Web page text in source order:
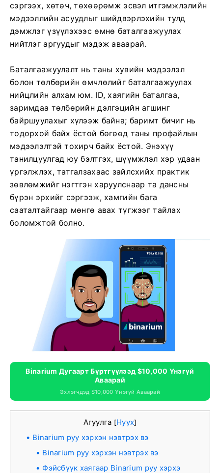
сэргээх, хөтөч, төхөөрөмж эсвэл итгэмжлэлийн
мэдээллийн асуудлыг шийдвэрлэхийн тулд
дэмжлэг үзүүлэхээс өмнө баталгаажуулах
нийтлэг аргуудыг мэдэж аваарай.
Баталгаажуулалт нь таны хувийн мэдээлэл
болон төлбөрийн өмчлөлийг баталгаажуулах
нийцлийн алхам юм. ID, хаягийн баталгаа,
заримдаа төлбөрийн дэлгэцийн агшинг
байршуулахыг хүлээж байна; баримт бичиг нь
тодорхой байх ёстой бөгөөд таны профайлын
мэдээлэлтэй тохирч байх ёстой. Энэхүү
танилцуулгад юу бэлтгэх, шүүмжлэл хэр удаан
үргэлжлэх, татгалзахаас зайлсхийх практик
зөвлөмжийг нэгтгэн харуулснаар та дансны
бүрэн эрхийг сэргээж, хамгийн бага
сааталтайгаар мөнгө авах түгжээг тайлах
боломжтой болно.
Binarium Дугаарт Бүртгүүлээд $10,000 Үнэгүй
Аваарай
Эхлэгчдэд $10,000 Үнэгүй Аваарай
Агуулга [Нуух]
Binarium руу хэрхэн нэвтрэх вэ
Binarium руу хэрхэн нэвтрэх вэ
Фэйсбүүк хаягаар Binarium руу хэрхэ